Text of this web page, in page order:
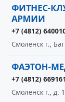
ФИТНЕС-
АРМИИ
+7 (4812)
Смоленск г.,
ФАЭТОН-
+7 (4812) 669161
Смоленск г., д.